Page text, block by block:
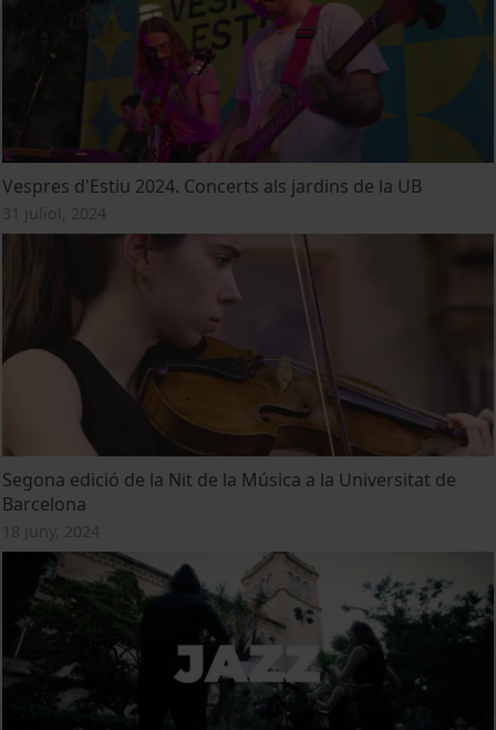
Vespres d'Estiu 2024. Concerts als jardins de la UB
31 juliol, 2024
Segona edició de la Nit de la Música a la Universitat de
Barcelona
18 juny, 2024